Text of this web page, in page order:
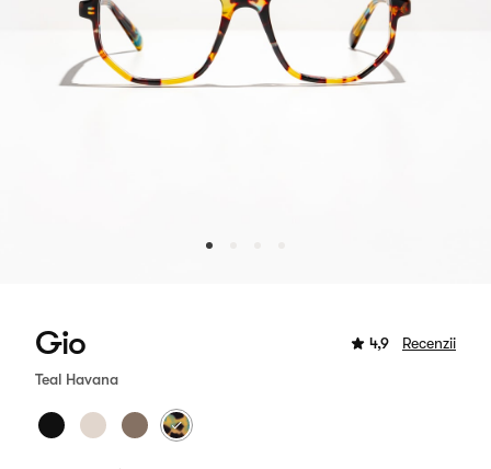
Gio 4,9 Recenzii
Teal Havana